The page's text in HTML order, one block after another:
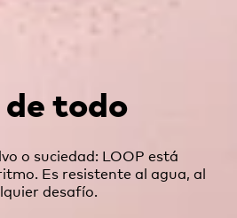
todo
o suciedad: LOOP está
Es resistente al agua, al
desafío.